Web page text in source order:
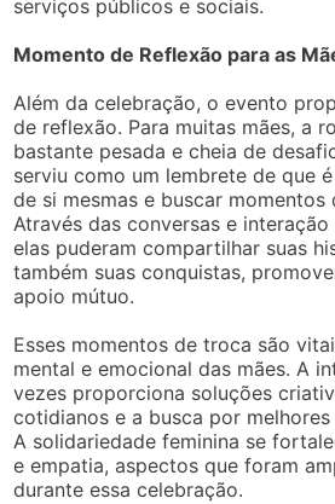
serviços públicos e sociais.
Momento de Reflexão para as
Além da celebração, o evento
de reflexão. Para muitas mães, a
bastante pesada e cheia de
serviu como um lembrete de que
de si mesmas e buscar momentos
Através das conversas e
elas puderam compartilhar suas
também suas conquistas,
apoio mútuo.
Esses momentos de troca são
mental e emocional das mães. A
vezes proporciona soluções
cotidianos e a busca por
A solidariedade feminina se
e empatia, aspectos que foram
durante essa celebração.